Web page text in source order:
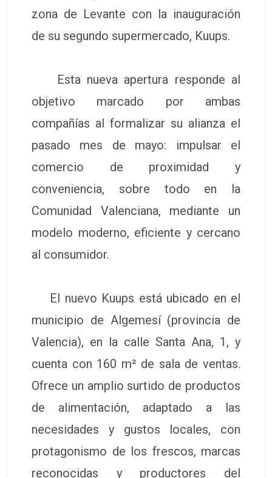
zona de Levante con la inauguración
de su segundo supermercado, Kuups.
Esta nueva apertura responde al
objetivo marcado por ambas
compañías al formalizar su alianza el
pasado mes de mayo: impulsar el
comercio de proximidad y
conveniencia, sobre todo en la
Comunidad Valenciana, mediante un
modelo moderno, eficiente y cercano
al consumidor.
El nuevo Kuups está ubicado en el
municipio de Algemesí (provincia de
Valencia), en la calle Santa Ana, 1, y
cuenta con 160 m² de sala de ventas.
Ofrece un amplio surtido de productos
de alimentación, adaptado a las
necesidades y gustos locales, con
protagonismo de los frescos, marcas
reconocidas y productores del